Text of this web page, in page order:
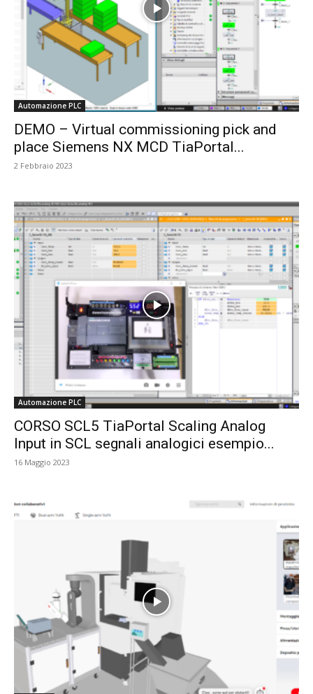
Automazione PLC
DEMO – Virtual commissioning pick and
place Siemens NX MCD TiaPortal...
2 Febbraio 2023
Automazione PLC
CORSO SCL5 TiaPortal Scaling Analog
Input in SCL segnali analogici esempio...
16 Maggio 2023